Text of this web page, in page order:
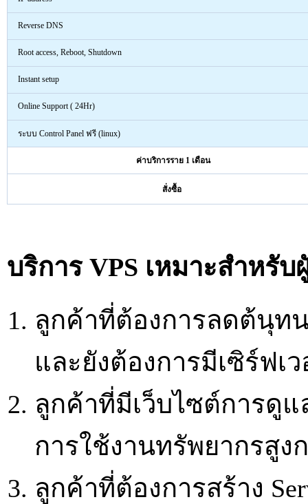
Reverse DNS
Root access, Reboot, Shutdown
Instant setup
Online Support ( 24Hr)
ระบบ Control Panel ฟรี (linux)
ค่าบริการราย 1 เดือน
สั่งซื้อ
บริการ VPS เหมาะสำหรั
ลูกค้าที่ต้องการลดต้นุทน
และยังต้องการมีเซิร์ฟเ
ลูกค้าที่มีเว็บไซต์การดู
การใช้งานทรัพยากรสูง
ลูกค้าที่ต้องการสร้าง